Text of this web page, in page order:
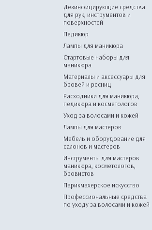
Дезинфицирующие средства
для рук, инструментов и
поверхностей
Педикюр
Лампы для маникюра
Стартовые наборы для
маникюра
Материалы и аксессуары для
бровей и ресниц
Расходники для маникюра,
педикюра и косметологов
Уход за волосами и кожей
Лампы для мастеров
Мебель и оборудование для
салонов и мастеров
Инструменты для мастеров
маникюра, косметологов,
бровистов
Парикмахерское искусство
Профессиональные средства
по уходу за волосами и кожей